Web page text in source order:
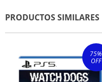
PRODUCTOS SIMILARES
75%
OFF